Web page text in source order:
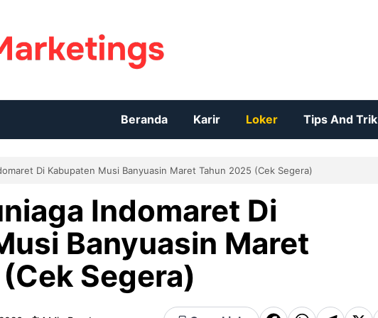
Beranda Karir Loker Tips And Trik
Di Kabupaten Musi Banyuasin Maret Tahun 2025 (Cek Segera)
Indomaret Di
Banyuasin Maret
Segera)